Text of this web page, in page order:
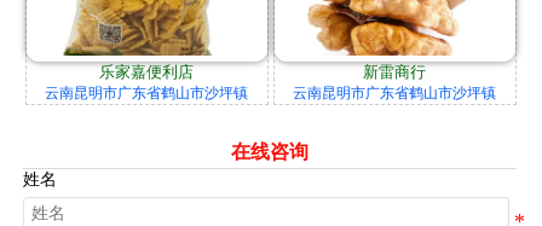
乐家嘉便利店
云南昆明市广东省鹤山市沙坪镇
新雷商行
云南昆明市广东省鹤山市沙坪镇
在线咨询
姓名